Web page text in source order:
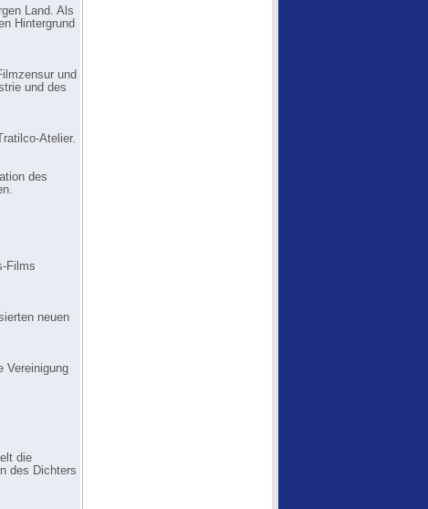
Land. Als
Hintergrund
und
und des
Atelier.
des
Films
neuen
Vereinigung
die
des Dichters